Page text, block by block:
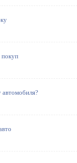
покуп